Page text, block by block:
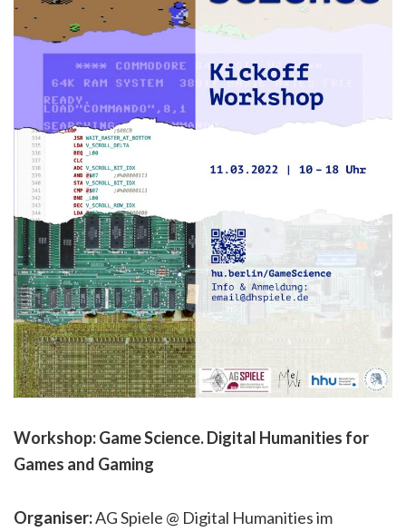
Workshop: Game Science. Digital Humanities for
Games and Gaming
Organiser:AG Spiele @ Digital Humanities im